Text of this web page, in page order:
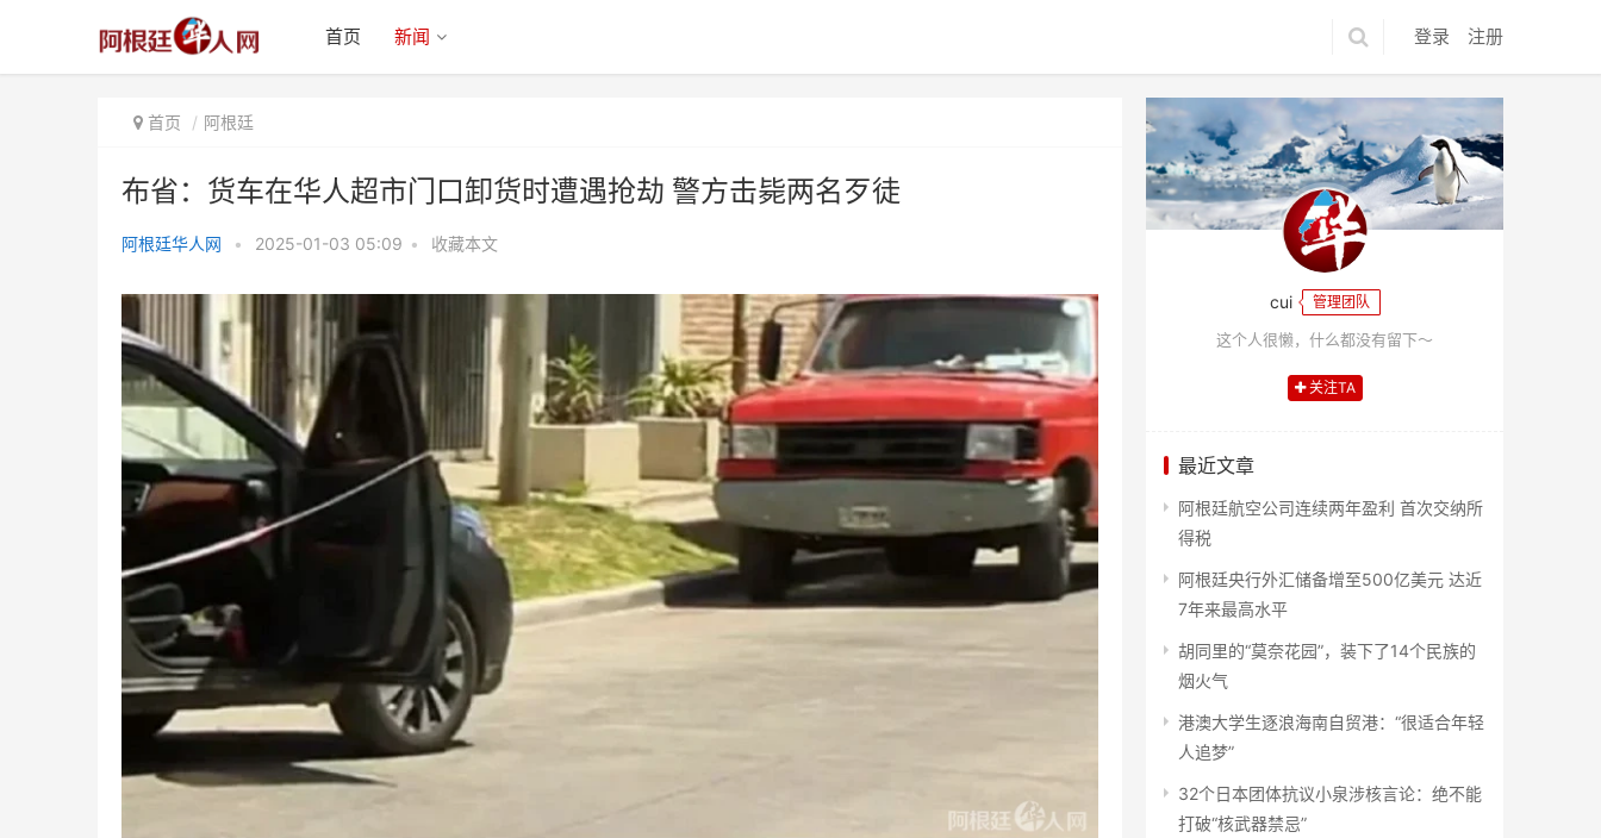
登录 注册
首页 新闻
首页 阿根廷
布省：货车在华人超市门口卸货时遭遇抢劫 警方击毙两名歹徒
阿根廷华人网 • 2025-01-03 05:09 • 收藏本文
遭遇抢劫 警方击毙两名
cui 管理团队
这个人很懒，什么都没有留下～
关注TA
最近文章
阿根廷航空公司连续两年盈利 首次交纳所
得税
阿根廷央行外汇储备增至500亿美元 达近
7年来最高水平
胡同里的“莫奈花园”，装下了14个民族的
烟火气
港澳大学生逐浪海南自贸港：“很适合年轻
人追梦”
32个日本团体抗议小泉涉核言论：绝不能
打破“核武器禁忌”